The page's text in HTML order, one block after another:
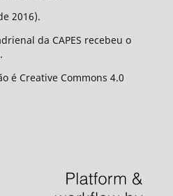
2016).
da CAPES recebeu o
é Creative Commons 4.0